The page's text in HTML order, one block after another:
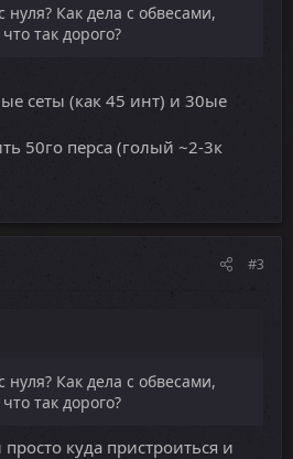
Как дела с обвесами,
так дорого?
сеты (как 45 инт) и 30ые
50го перса (голый ~2-3к
#3
Как дела с обвесами,
так дорого?
куда пристроиться и